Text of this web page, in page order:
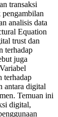
transaksi
analisis data
Equation
trust dan
terhadap
juga
terhadap
antara digital
Temuan ini
digital,